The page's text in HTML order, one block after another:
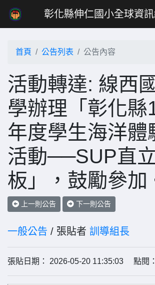
彰化縣伸仁國小全球資訊
首頁 公告列表 公告內容
活動轉達: 線西
學辦理「彰化縣
年度學生海洋體
活動──SUP直立
板」，鼓勵參加
上一則公告 下一則公告
一般公告 / 張貼者 訓導組長
張貼日期： 2026-05-20 11:35:03 點閱：